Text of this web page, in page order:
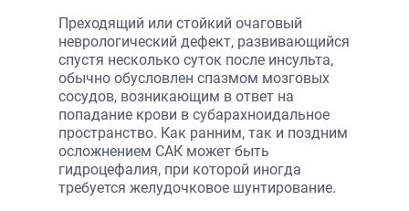
Преходящий или стойкий очаговый
неврологический дефект, развивающийся
спустя несколько суток после инсульта,
обычно обусловлен спазмом мозговых
сосудов, возникающим в ответ на
попадание крови в субарахноидальное
пространство. Как ранним, так и поздним
осложнением САК может быть
гидроцефалия, при которой иногда
требуется желудочковое шунтирование.